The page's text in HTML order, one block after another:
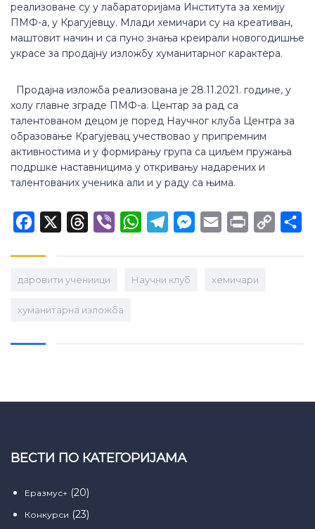
реализоване су у лабараторијама Института за хемију
ПМФ-а, у Крагујевцу. Млади хемичари су на креативан,
маштовит начин и са пуно знања креирали новогодишње
украсе за продајну изложбу хуманитарног карактера.
Продајна изложба реализована је 28.11.2021. године, у
холу главне зграде ПМФ-а. Центар за рад са
талентованом децом је поред Научног клуба Центра за
образовање Крагујевац учествовао у припремним
активностима и у формирању група са циљем пружања
подршке наставницима у откривању надарених и
талентованих ученика али и у раду са њима.
Facebook Threads
Viber WhatsAppTelegramMessenger
Email Print
Copy
даровити учениици Научни клуб хемичари
хуманитарна изложба
ВЕСТИ ПО КАТЕГОРИЈАМА
Еразмус+ (20)
Конкурси (23)